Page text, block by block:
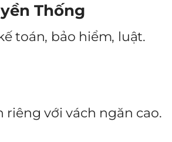
Thống
toán, bảo hiểm, luật.
với vách ngăn cao.